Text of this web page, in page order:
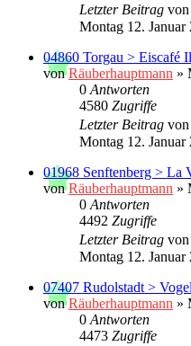
Letzter Beitrag von
Montag 12. Januar
04860 Torgau > Eiscafé
vonRäuberhauptmann »
0 Antworten
4580 Zugriffe
Letzter Beitrag von
Montag 12. Januar
01968 Senftenberg > La
vonRäuberhauptmann »
0 Antworten
4492 Zugriffe
Letzter Beitrag von
Montag 12. Januar
07407 Rudolstadt >
vonRäuberhauptmann »
0 Antworten
4473 Zugriffe